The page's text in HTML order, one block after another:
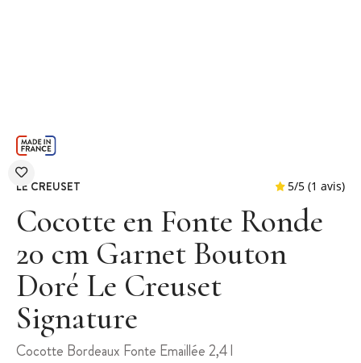
LE CREUSET
Cocotte en Fonte Ronde
20 cm Garnet Bouton
Doré Le Creuset
Signature
Cocotte Bordeaux Fonte Emaillée 2,4 l